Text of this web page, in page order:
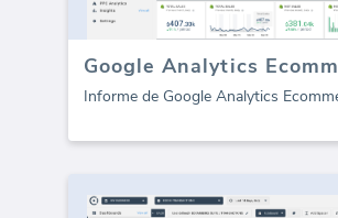
Informe de Google Analytics